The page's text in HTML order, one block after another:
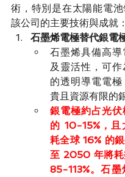
術，特別是在太陽能電
該公司的主要技術與成就：
石墨烯電極替代銀電
石墨烯具備高
及靈活性，可
的透明導電電
貴且資源有限的
銀電極約占光
的 10-15%，且
耗全球 16% 的
至 2050 年將耗
85-113%。石